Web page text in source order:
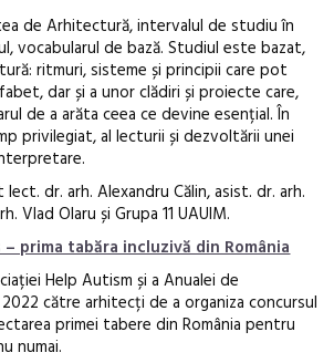
de Arhitectură, intervalul de studiu în
vocabularul de bază. Studiul este bazat,
ritmuri, sisteme și principii care pot
dar și a unor clădiri și proiecte care,
de a arăta ceea ce devine esențial. În
privilegiat, al lecturii și dezvoltării unei
dr. arh. Alexandru Călin, asist. dr. arh.
Vlad Olaru și Grupa 11 UAUIM.
– prima tabăra incluzivă din România
Help Autism și a Anualei de
către arhitecți de a organiza concursul
primei tabere din România pentru
numai.